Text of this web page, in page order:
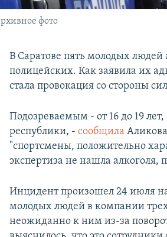
фото
В Саратове пять молодых
полицейских. Как заявила их
стала провокация со стороны
Подозреваемым - от 16 до 19
республики​, -сообщила
"спортсмены, положительно
экспертиза не нашла алкоголя,
Инцидент произошел 24 июля
молодых людей в компании
неожиданно к ним из-за